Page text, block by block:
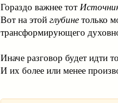
Гораздо важнее тот
Вот на этойглубине только
трансформирующего
Иначе разговор будет идти
И их более или менее